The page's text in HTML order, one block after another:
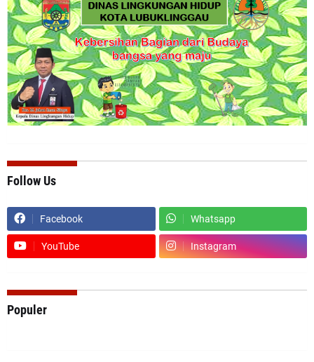
Follow Us
Facebook Whatsapp
YouTube Instagram
Populer